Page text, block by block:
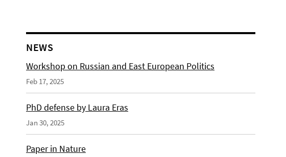
NEWS
Workshop on Russian and East European Politics
Feb 17, 2025
PhD defense by Laura Eras
Jan 30, 2025
Paper in Nature